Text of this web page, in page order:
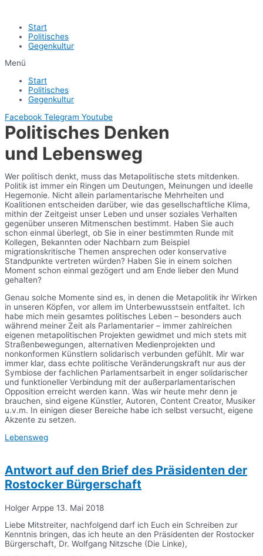
Start
Politisches
Gegenkultur
Menü
Start
Politisches
Gegenkultur
Facebook Telegram Youtube
Politisches Denken
und Lebensweg
Wer politisch denkt, muss das Metapolitische stets mitdenken.
Politik ist immer ein Ringen um Deutungen, Meinungen und ideelle
Hegemonie. Nicht allein parlamentarische Mehrheiten und
Koalitionen entscheiden darüber, wie das gesellschaftliche Klima,
mithin der Zeitgeist unser Leben und unser soziales Verhalten
gegenüber unseren Mitmenschen bestimmt. Haben Sie auch
schon einmal überlegt, ob Sie in einer bestimmten Runde mit
Kollegen, Bekannten oder Nachbarn zum Beispiel
migrationskritische Themen ansprechen oder konservative
Standpunkte vertreten würden? Haben Sie in einem solchen
Moment schon einmal gezögert und am Ende lieber den Mund
gehalten?
Genau solche Momente sind es, in denen die Metapolitik ihr Wirken
in unseren Köpfen, vor allem im Unterbewusstsein entfaltet. Ich
habe mich mein gesamtes politisches Leben – besonders auch
während meiner Zeit als Parlamentarier – immer zahlreichen
eigenen metapolitischen Projekten gewidmet und mich stets mit
Straßenbewegungen, alternativen Medienprojekten und
nonkonformen Künstlern solidarisch verbunden gefühlt. Mir war
immer klar, dass echte politische Veränderungskraft nur aus der
Symbiose der fachlichen Parlamentsarbeit in enger solidarischer
und funktioneller Verbindung mit der außerparlamentarischen
Opposition erreicht werden kann. Was wir heute mehr denn je
brauchen, sind eigene Künstler, Autoren, Content Creator, Musiker
u.v.m. In einigen dieser Bereiche habe ich selbst versucht, eigene
Akzente zu setzen.
Lebensweg
Antwort auf den Brief des Präsidenten der
Rostocker Bürgerschaft
Holger Arppe 13. Mai 2018
Liebe Mitstreiter, nachfolgend darf ich Euch ein Schreiben zur
Kenntnis bringen, das ich heute an den Präsidenten der Rostocker
Bürgerschaft, Dr. Wolfgang Nitzsche (Die Linke),